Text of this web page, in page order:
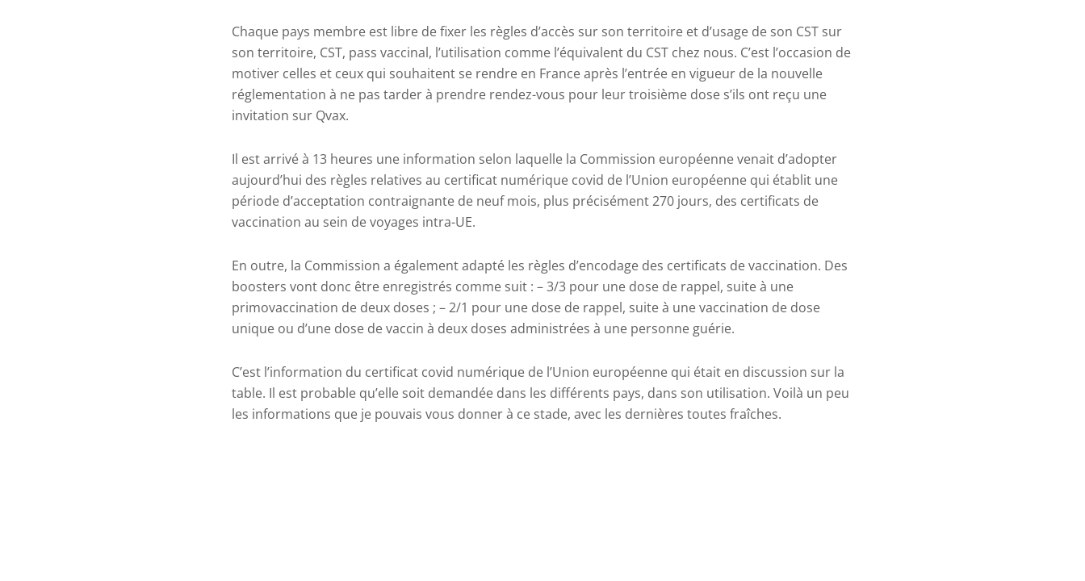
Chaque pays membre est libre de fixer les règles d’accès sur son territoire et d’usage de son CST sur
son territoire, CST, pass vaccinal, l’utilisation comme l’équivalent du CST chez nous. C’est l’occasion de
motiver celles et ceux qui souhaitent se rendre en France après l’entrée en vigueur de la nouvelle
réglementation à ne pas tarder à prendre rendez-vous pour leur troisième dose s’ils ont reçu une
invitation sur Qvax.
Il est arrivé à 13 heures une information selon laquelle la Commission européenne venait d’adopter
aujourd’hui des règles relatives au certificat numérique covid de l’Union européenne qui établit une
période d’acceptation contraignante de neuf mois, plus précisément 270 jours, des certificats de
vaccination au sein de voyages intra-UE.
En outre, la Commission a également adapté les règles d’encodage des certificats de vaccination. Des
boosters vont donc être enregistrés comme suit : – 3/3 pour une dose de rappel, suite à une
primovaccination de deux doses ; – 2/1 pour une dose de rappel, suite à une vaccination de dose
unique ou d’une dose de vaccin à deux doses administrées à une personne guérie.
C’est l’information du certificat covid numérique de l’Union européenne qui était en discussion sur la
table. Il est probable qu’elle soit demandée dans les différents pays, dans son utilisation. Voilà un peu
les informations que je pouvais vous donner à ce stade, avec les dernières toutes fraîches.